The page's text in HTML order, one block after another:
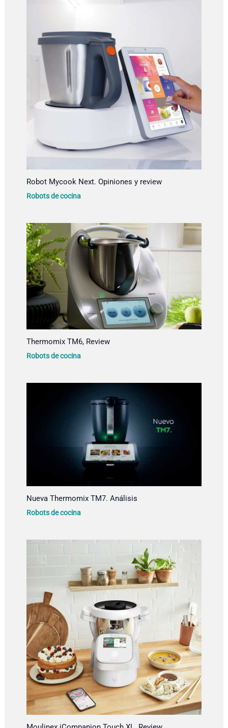
Robot Mycook Next. Opiniones y review
Robots de cocina
Thermomix TM6, Review
Robots de cocina
Nueva Thermomix TM7. Análisis
Robots de cocina